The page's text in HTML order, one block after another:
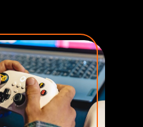
avança. Por isso, o
orgulho de patrocinar